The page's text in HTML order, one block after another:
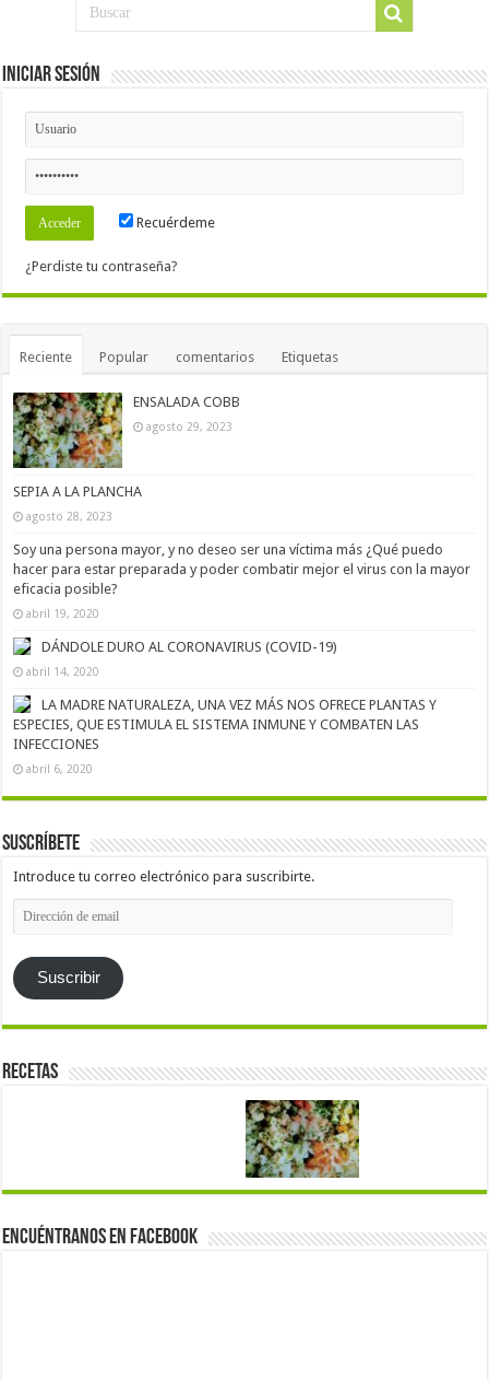
Iniciar Sesión
Recuérdeme
¿Perdiste tu contraseña?
Reciente Popular comentarios Etiquetas
ENSALADA COBB
agosto 29, 2023
SEPIA A LA PLANCHA
agosto 28, 2023
Soy una persona mayor, y no deseo ser una víctima más ¿Qué puedo
hacer para estar preparada y poder combatir mejor el virus con la mayor
eficacia posible?
abril 19, 2020
DÁNDOLE DURO AL CORONAVIRUS (COVID-19)
abril 14, 2020
LA MADRE NATURALEZA, UNA VEZ MÁS NOS OFRECE PLANTAS Y
ESPECIES, QUE ESTIMULA EL SISTEMA INMUNE Y COMBATEN LAS
INFECCIONES
abril 6, 2020
Suscríbete
Introduce tu correo electrónico para suscribirte.
Dirección
de
email
Suscribir
Recetas
Encuéntranos en Facebook